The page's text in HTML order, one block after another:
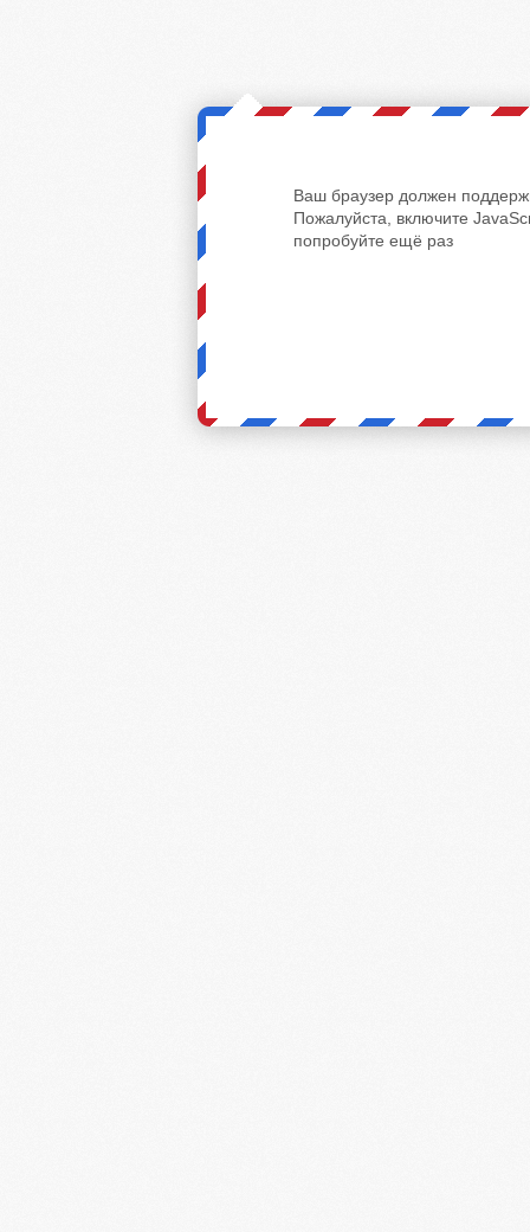
Ваш браузер должен
Пожалуйста, включите
попробуйте ещё раз